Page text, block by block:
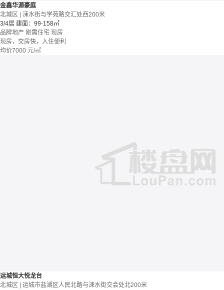
金鑫华源豪庭
北城区 | 涑水街与学苑路交汇处西200米
3/4居 建面：99-158㎡
品牌地产 刚需住宅 现房
现房，交房快，入住便利
均价7000 元/㎡
运城恒大悦龙台
北城区 | 运城市盐湖区人民北路与涑水街交会处北200米